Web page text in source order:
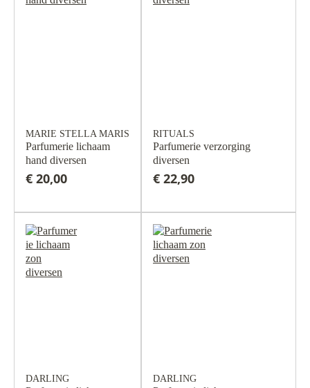
MARIE STELLA MARIS
Parfumerie lichaam
hand diversen
€ 20,00
RITUALS
Parfumerie verzorging
diversen
€ 22,90
DARLING DARLING